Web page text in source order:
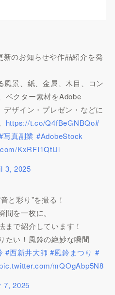
のお知らせや作品紹介を発
景、紙、金属、木目、コン
ベクター素材をAdobe
ザイン・プレゼン・などに
https://t.co/Q4fBeGNBQo#
写真副業 #AdobeStock
KxRFI1QtUl
3, 2025
と彩り”を撮る！
を一枚に。
まで紹介しています！
たい！風鈴の絶妙な瞬間
#西新井大師 #風鈴まつり #
mQOgAbp5N8
7, 2025